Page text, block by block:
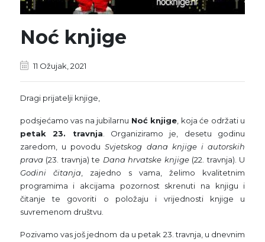
Noć knjige
11 Ožujak, 2021
Dragi prijatelji knjige,
podsjećamo vas na jubilarnu Noć knjige, koja će održati u
petak 23. travnja. Organiziramo je, desetu godinu
zaredom, u povoduSvjetskog dana knjige i autorskih
prava(23. travnja) te Dana hrvatske knjige(22. travnja). U
Godini čitanja, zajedno s vama, želimo kvalitetnim
programima i akcijama pozornost skrenuti na knjigu i
čitanje te govoriti o položaju i vrijednosti knjige u
suvremenom društvu.
Pozivamo vas još jednom da u petak 23. travnja, u dnevnim